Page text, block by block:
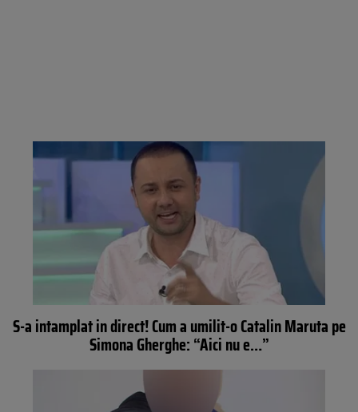
S-a intamplat in direct! Cum a umilit-o Catalin Maruta pe
Simona Gherghe: “Aici nu e…”